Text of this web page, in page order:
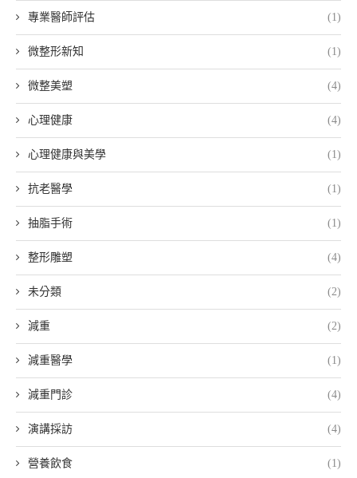
專業醫師評估 (1)
微整形新知 (1)
微整美塑 (4)
心理健康 (4)
心理健康與美學 (1)
抗老醫學 (1)
抽脂手術 (1)
整形雕塑 (4)
未分類 (2)
減重 (2)
減重醫學 (1)
減重門診 (4)
演講採訪 (4)
營養飲食 (1)